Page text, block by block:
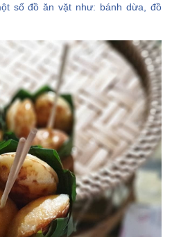
số đồ ăn vặt như: bánh dừa, đồ